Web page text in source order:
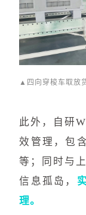
▲四向穿梭车取放
此外，自研
效管理，包含
等；同时与
信息孤岛，
理。